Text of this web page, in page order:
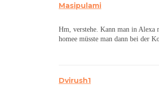
Masipulami
Hm, verstehe. Kann man in Alexa
homee müsste man dann bei der
Dvirush1